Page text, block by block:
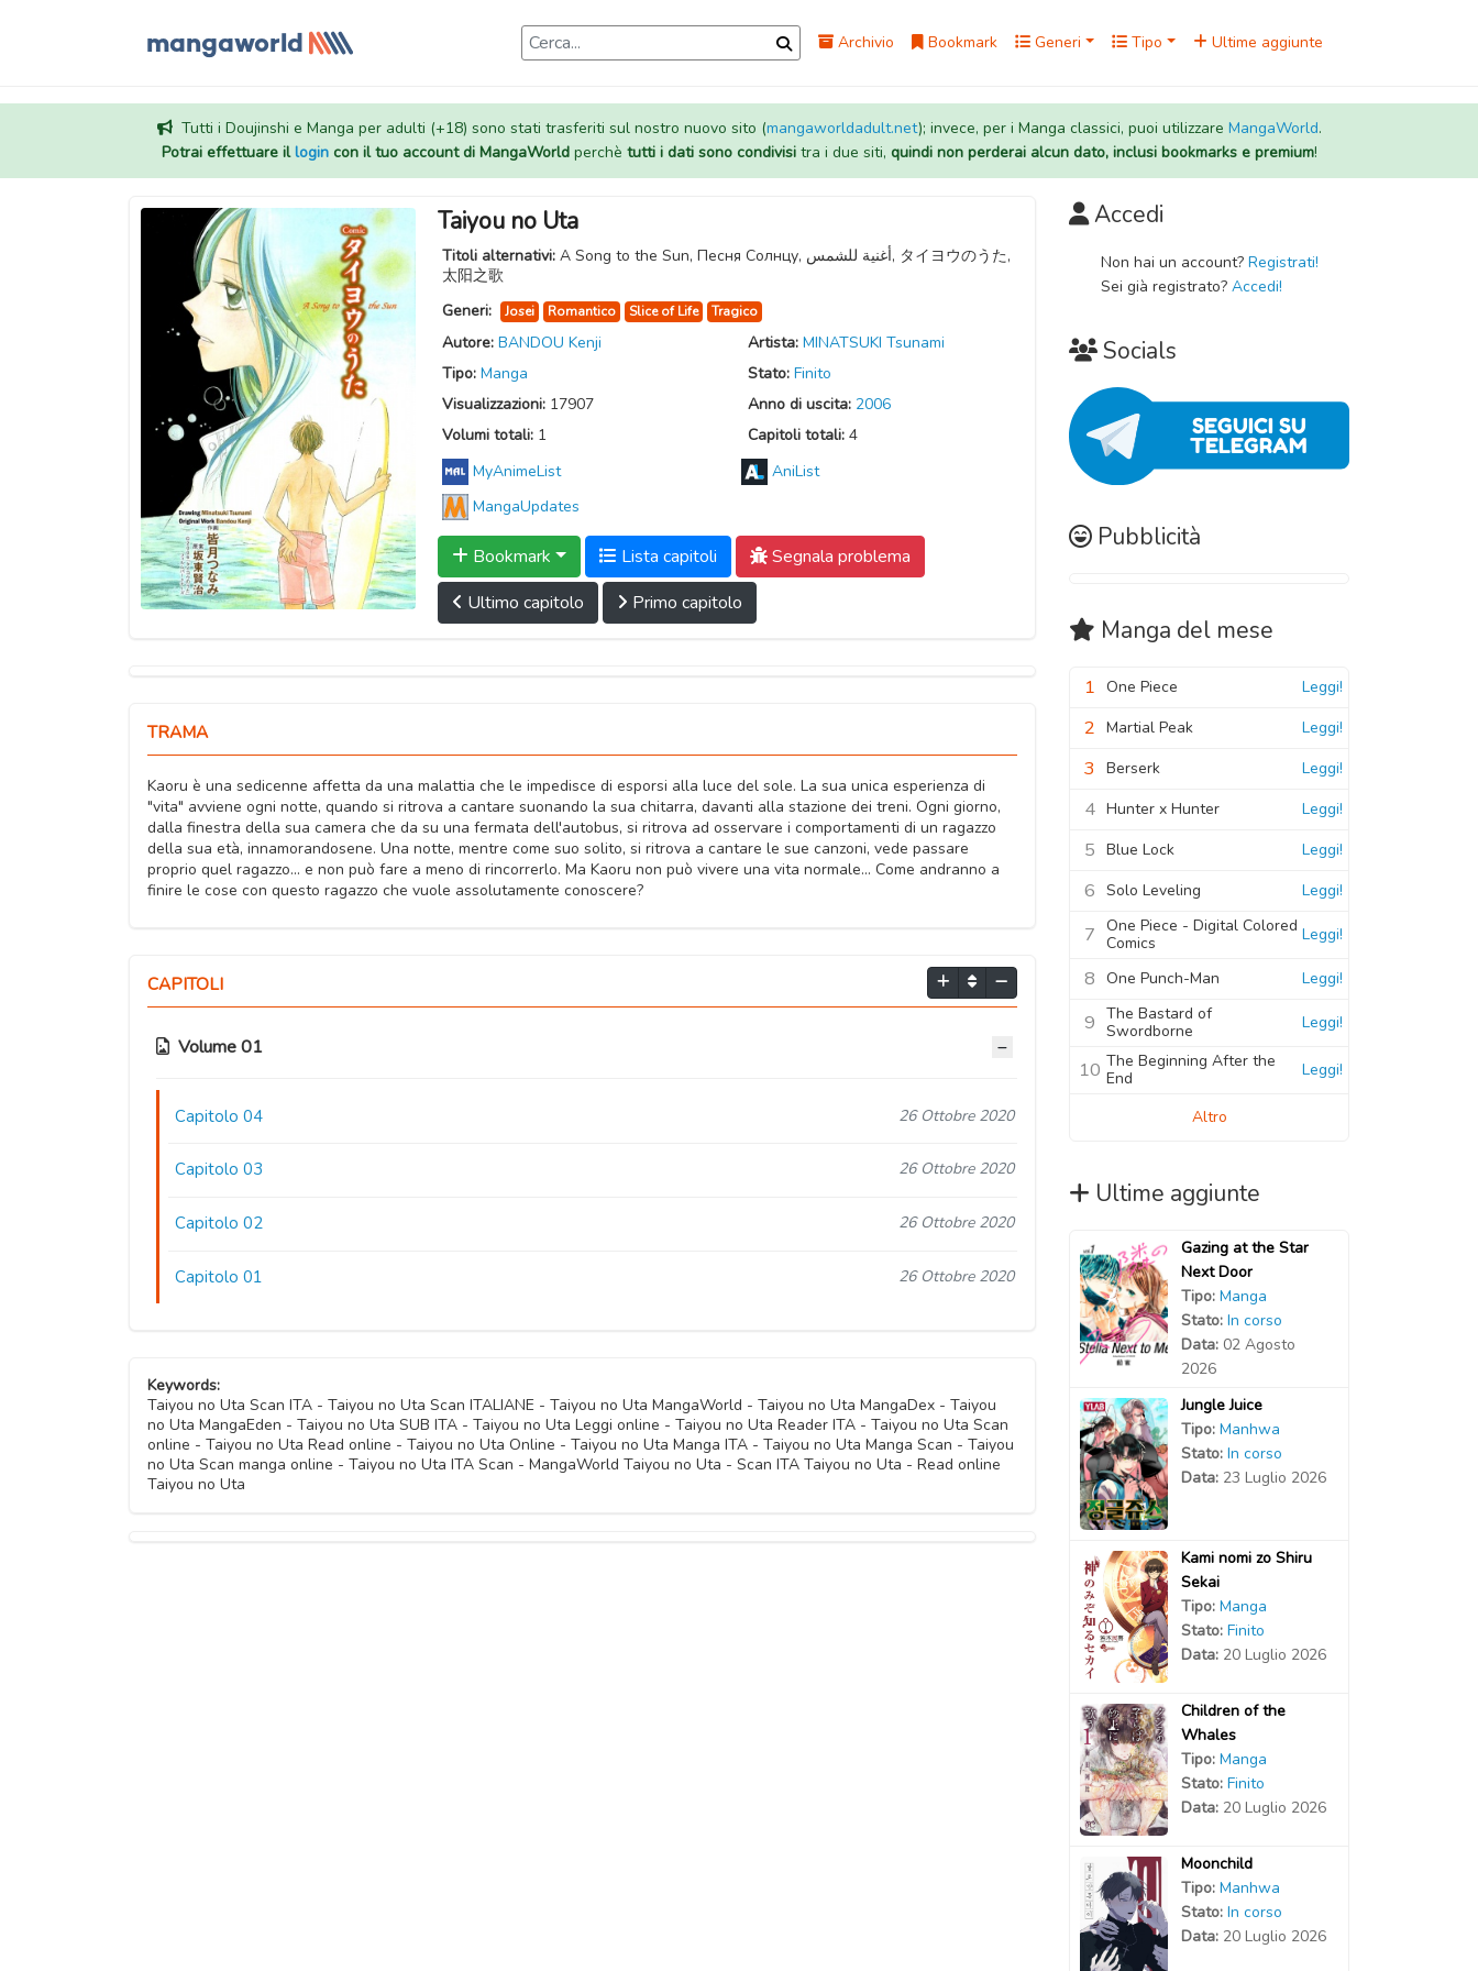
Archivio Bookmark Generi Tipo Ultime aggiunte
Tutti i Doujinshi e Manga per adulti (+18) sono stati trasferiti sul nostro nuovo sito (mangaworldadult.net); invece, per i Manga classici, puoi utilizzare MangaWorld.
Potrai effettuare illogincon il tuo account di MangaWorldperchè tutti i dati sono condivisitra i due siti, quindi non perderai alcun dato, inclusi bookmarks e premium!
Taiyou no Uta
Titoli alternativi: A Song to the Sun, Песня Солнцу, أغنية للشمس, タイヨウのうた,
太阳之歌
Generi:
Josei Romantico Slice of Life Tragico
Autore: BANDOU Kenji Artista: MINATSUKI Tsunami
Tipo: Manga Stato: Finito
Visualizzazioni: 17907 Anno di uscita: 2006
Volumi totali: 1 Capitoli totali: 4
MyAnimeList
AniList
MangaUpdates
Bookmark Lista capitoli
Segnala problema
Ultimo capitolo
Primo capitolo
TRAMA
Kaoru è una sedicenne affetta da una malattia che le impedisce di esporsi alla luce del sole. La sua unica esperienza di
"vita" avviene ogni notte, quando si ritrova a cantare suonando la sua chitarra, davanti alla stazione dei treni. Ogni giorno,
dalla finestra della sua camera che da su una fermata dell'autobus, si ritrova ad osservare i comportamenti di un ragazzo
della sua età, innamorandosene. Una notte, mentre come suo solito, si ritrova a cantare le sue canzoni, vede passare
proprio quel ragazzo... e non può fare a meno di rincorrerlo. Ma Kaoru non può vivere una vita normale... Come andranno a
finire le cose con questo ragazzo che vuole assolutamente conoscere?
CAPITOLI
Volume 01
Capitolo 04 26 Ottobre 2020
Capitolo 03 26 Ottobre 2020
Capitolo 02 26 Ottobre 2020
Capitolo 01 26 Ottobre 2020
Keywords:
Taiyou no Uta Scan ITA - Taiyou no Uta Scan ITALIANE - Taiyou no Uta MangaWorld - Taiyou no Uta MangaDex - Taiyou
no Uta MangaEden - Taiyou no Uta SUB ITA - Taiyou no Uta Leggi online - Taiyou no Uta Reader ITA - Taiyou no Uta Scan
online - Taiyou no Uta Read online - Taiyou no Uta Online - Taiyou no Uta Manga ITA - Taiyou no Uta Manga Scan - Taiyou
no Uta Scan manga online - Taiyou no Uta ITA Scan - MangaWorld Taiyou no Uta - Scan ITA Taiyou no Uta - Read online
Taiyou no Uta
Accedi
Non hai un account? Registrati!
Sei già registrato? Accedi!
Socials
Pubblicità
Manga del mese
1 One Piece Leggi!
2 Martial Peak Leggi!
3 Berserk Leggi!
4 Hunter x Hunter Leggi!
5 Blue Lock Leggi!
6 Solo Leveling Leggi!
7 One Piece - Digital Colored
Comics
Leggi!
8 One Punch-Man Leggi!
9 The Bastard of
Swordborne
Leggi!
10 The Beginning After the
End
Leggi!
Altro
Ultime aggiunte
Gazing at the Star
Next Door
Tipo: Manga
Stato: In corso
Data: 02 Agosto
2026
Jungle Juice
Tipo: Manhwa
Stato: In corso
Data: 23 Luglio 2026
Kami nomi zo Shiru
Sekai
Tipo: Manga
Stato: Finito
Data: 20 Luglio 2026
Children of the
Whales
Tipo: Manga
Stato: Finito
Data: 20 Luglio 2026
Moonchild
Tipo: Manhwa
Stato: In corso
Data: 20 Luglio 2026